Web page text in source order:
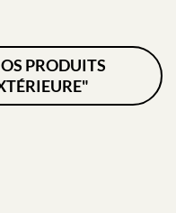
PRODUITS